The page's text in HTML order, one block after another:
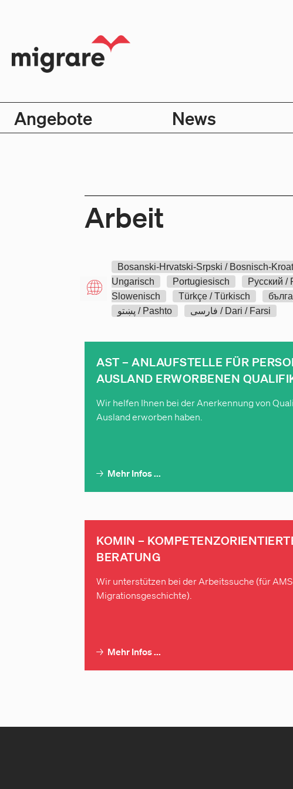
Angebote News
Arbeit
Bosanski-Hrvatski-Srpski / Bosnisch-
Ungarisch
Portugiesisch Pусский /
Slowenisch
Türkçe / Türkisch
پښتو / Pashto
فارسی / Dari / Farsi
AST – ANLAUFSTELLE FÜR
AUSLAND ERWORBENEN
Wir helfen Ihnen bei der Anerkennung von
Ausland erworben haben.
→ Mehr Infos ...
KOMIN –
BERATUNG
Wir unterstützen bei der Arbeitssuche (für
Migrationsgeschichte).
→ Mehr Infos ...